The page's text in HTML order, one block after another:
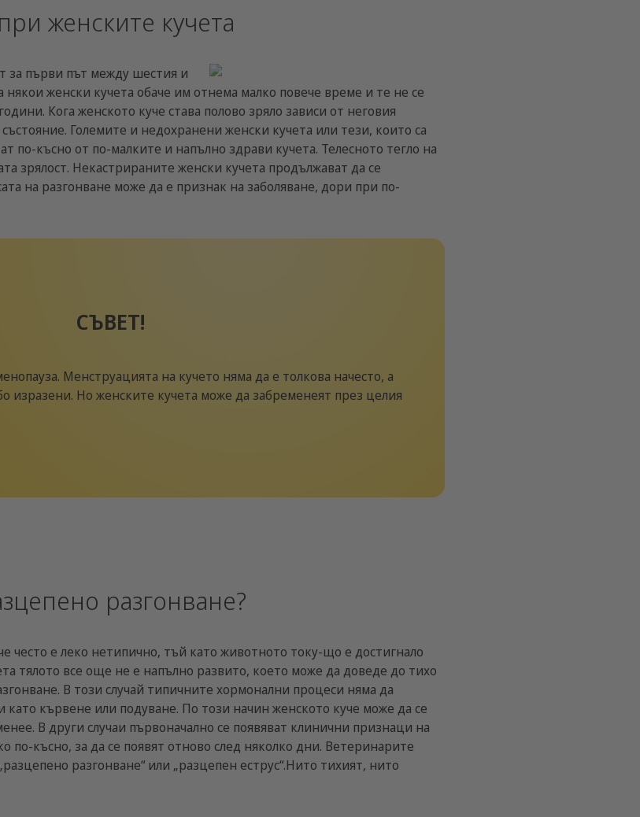
женските кучета
за първи път между шестия и
женски кучета обаче им отнема малко повече време и те не се
Кога женското куче става полово зряло зависи от неговия
Големите и недохранени женски кучета или тези, които са
по-късно от по-малките и напълно здрави кучета. Телесното тегло на
зрялост. Некастрираните женски кучета продължават да се
на разгонване може да е признак на заболяване, дори при по-
СЪВЕТ!
Менструацията на кучето няма да е толкова начесто, a
изразени. Но женските кучета може да забременеят през целия
разгонване?
често е леко нетипично, тъй като животното току-що е достигнало
тялото все още не е напълно развито, което може да доведе до тихо
В този случай типичните хормонални процеси няма да
кървене или подуване. По този начин женското куче може да се
В други случаи първоначално се появяват клинични признаци на
по-късно, за да се появят отново след няколко дни. Ветеринарите
разгонване“ или „разцепен еструс“.Нито тихият, нито